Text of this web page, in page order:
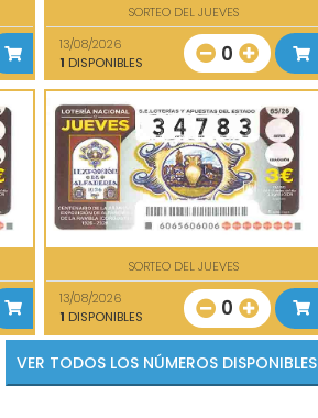
SORTEO DEL JUEVES
13/08/2026
1 DISPONIBLES 0
SORTEO DEL JUEVES
13/08/2026
1 DISPONIBLES 0
VER TODOS LOS NÚMEROS DISPONIBLES